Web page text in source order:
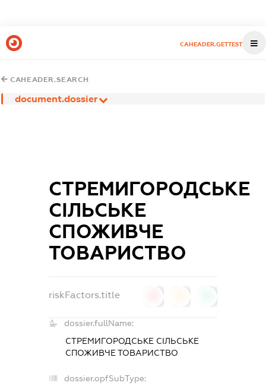
CAHEADER.GETTEST
CAHEADER.SEARCH
document.dossier
СТРЕМИГОРОДСЬКЕ
СІЛЬСЬКЕ
СПОЖИВЧЕ
ТОВАРИСТВО
riskFactors.title
dossier.fullName:
СТРЕМИГОРОДСЬКЕ СІЛЬСЬКЕ
СПОЖИВЧЕ ТОВАРИСТВО
dossier.opfSubType: